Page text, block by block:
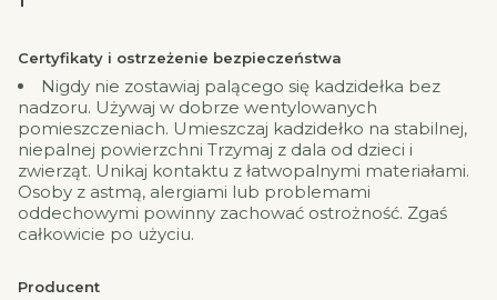
Certyfikaty i ostrzeżenie bezpieczeństwa
Nigdy nie zostawiaj palącego się kadzidełka bez
nadzoru. Używaj w dobrze wentylowanych
pomieszczeniach. Umieszczaj kadzidełko na stabilnej,
niepalnej powierzchni Trzymaj z dala od dzieci i
zwierząt. Unikaj kontaktu z łatwopalnymi materiałami.
Osoby z astmą, alergiami lub problemami
oddechowymi powinny zachować ostrożność. Zgaś
całkowicie po użyciu.
Producent